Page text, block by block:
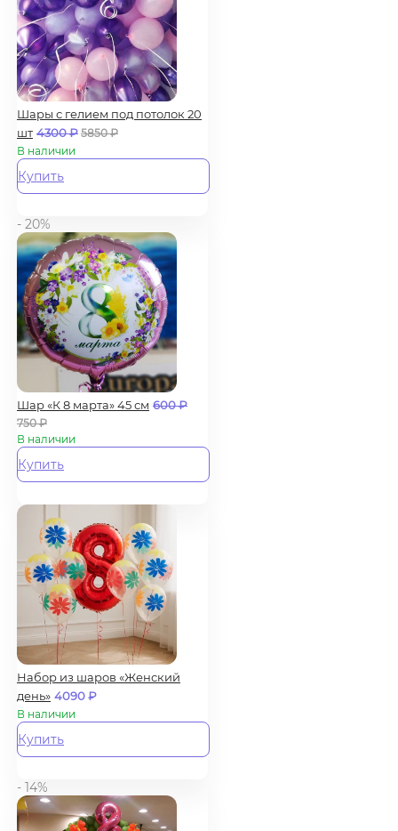
Шары с гелием под потолок 20
шт 4300₽ 5850₽
В наличии
Купить
- 20%
Шар «К 8 марта» 45 см 600₽
750₽
В наличии
Купить
Набор из шаров «Женский
день» 4090₽
В наличии
Купить
- 14%